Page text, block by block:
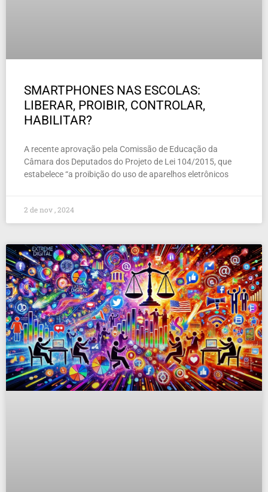
SMARTPHONES NAS ESCOLAS:
LIBERAR, PROIBIR, CONTROLAR,
HABILITAR?
A recente aprovação pela Comissão de Educação da
Câmara dos Deputados do Projeto de Lei 104/2015, que
estabelece “a proibição do uso de aparelhos eletrônicos
2 de nov , 2024